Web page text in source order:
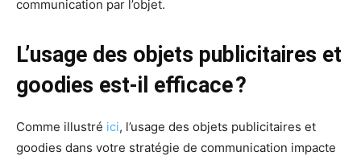
communication par l’objet.
L’usage des objets publicitaires et
goodies est-il efficace ?
Comme illustré ici, l’usage des objets publicitaires et
goodies dans votre stratégie de communication impacte